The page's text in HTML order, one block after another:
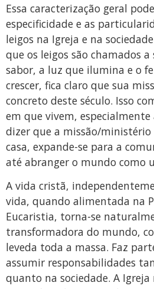
Essa caracterização geral
especificidade e as
leigos na Igreja e na
que os leigos são chamados a
sabor, a luz que ilumina e o
crescer, fica claro que sua
concreto deste século. Isso
em que vivem,
dizer que a missão/ministério
casa, expande-se para a
até abranger o mundo como
A vida cristã,
vida, quando alimentada na
Eucaristia, torna-se
transformadora do mundo,
leveda toda a massa. Faz
assumir responsabilidades
quanto na sociedade. A Igreja